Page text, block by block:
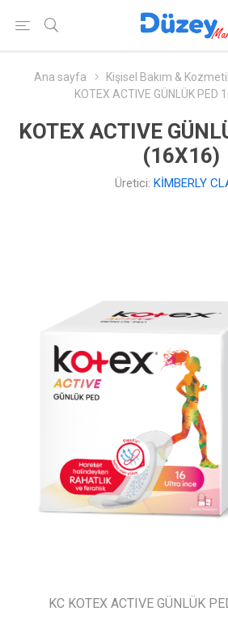
Ana sayfa Kişisel Bakım &
KOTEX ACTIVE GÜNLÜK PED
KOTEX ACTIVE
(16X16)
Üretici: KİMBERLY
KC KOTEX ACTIVE GÜNLÜK